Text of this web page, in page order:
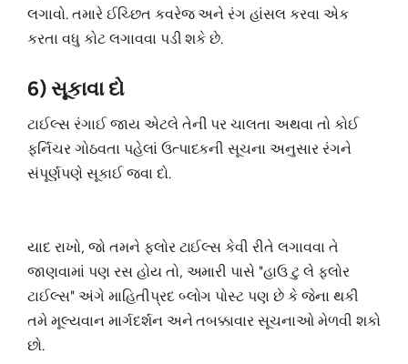
લગાવો. તમારે ઈચ્છિત કવરેજ અને રંગ હાંસલ કરવા એક
કરતા વધુ કોટ લગાવવા પડી શકે છે.
6) સૂકાવા દો
ટાઈલ્સ રંગાઈ જાય એટલે તેની પર ચાલતા અથવા તો કોઈ
ફર્નિચર ગોઠવતા પહેલાં ઉત્પાદકની સૂચના અનુસાર રંગને
સંપૂર્ણપણે સૂકાઈ જવા દો.
યાદ રાખો, જો તમને ફ્લોર ટાઈલ્સ કેવી રીતે લગાવવા તે
જાણવામાં પણ રસ હોય તો, અમારી પાસે "હાઉ ટુ લે ફ્લોર
ટાઈલ્સ" અંગે માહિતીપ્રદ બ્લોગ પોસ્ટ પણ છે કે જેના થકી
તમે મૂલ્યવાન માર્ગદર્શન અને તબક્કાવાર સૂચનાઓ મેળવી શકો
છો.